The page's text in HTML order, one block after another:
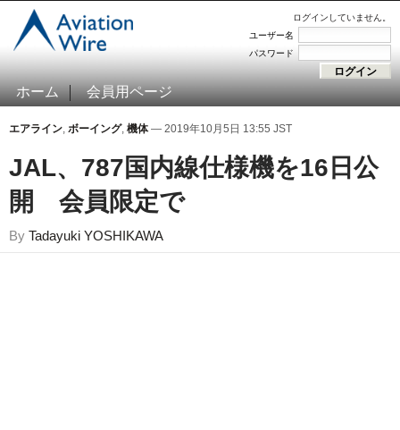
ログインしていません。
ユーザー名
パスワード
ホーム 会員用ページ
エアライン, ボーイング, 機体— 2019年10月5日 13:55 JST
JAL、787国内線仕様機を16日公
開 会員限定で
By Tadayuki YOSHIKAWA